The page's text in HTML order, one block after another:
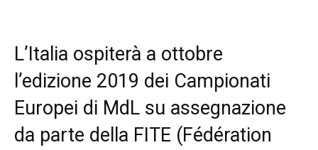
L’Italia ospiterà a ottobre
l’edizione 2019 dei Campionati
Europei di MdL su assegnazione
da parte della FITE (Fédération